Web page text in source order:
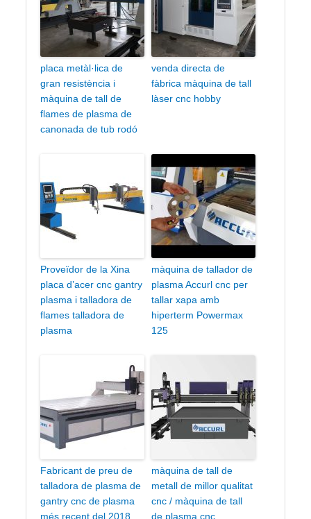
placa metàl·lica de
gran resistència i
màquina de tall de
flames de plasma de
canonada de tub rodó
venda directa de
fàbrica màquina de tall
làser cnc hobby
Proveïdor de la Xina
placa d’acer cnc gantry
plasma i talladora de
flames talladora de
plasma
màquina de tallador de
plasma Accurl cnc per
tallar xapa amb
hiperterm Powermax
125
Fabricant de preu de
talladora de plasma de
gantry cnc de plasma
més recent del 2018
màquina de tall de
metall de millor qualitat
cnc / màquina de tall
de plasma cnc